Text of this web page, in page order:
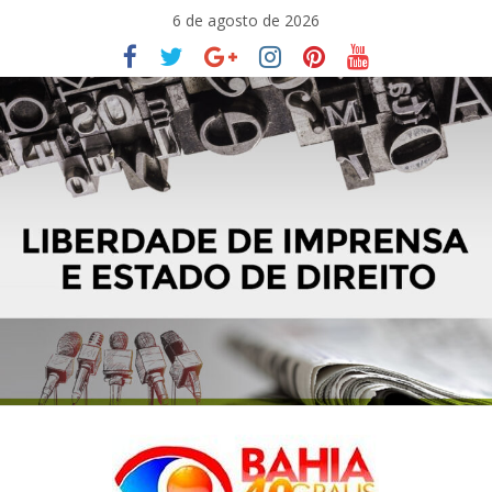
conteúdo
6 de agosto de 2026